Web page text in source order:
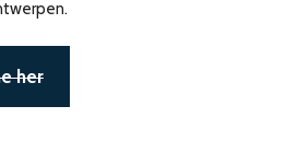
her